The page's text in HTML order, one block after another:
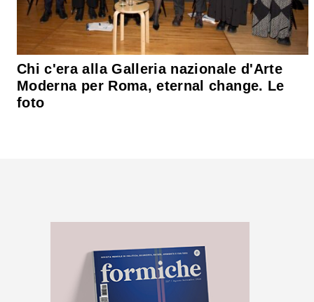
Chi c'era alla Galleria nazionale d'Arte
Moderna per Roma, eternal change. Le
foto